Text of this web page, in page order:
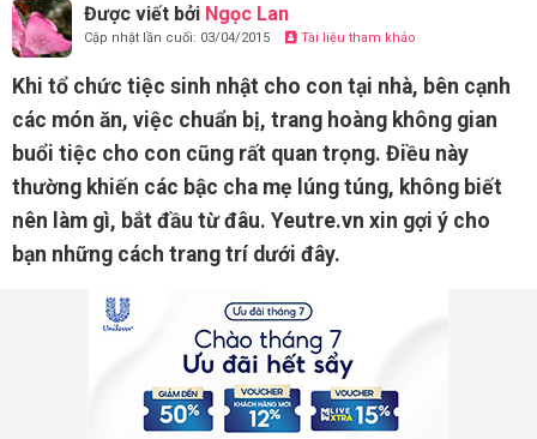
Được viết bởi Ngọc Lan
Cập nhật lần cuối: 03/04/2015 Tài liệu tham khảo
Khi tổ chức tiệc sinh nhật cho con tại nhà, bên cạnh
các món ăn, việc chuẩn bị, trang hoàng không gian
buổi tiệc cho con cũng rất quan trọng. Điều này
thường khiến các bậc cha mẹ lúng túng, không biết
nên làm gì, bắt đầu từ đâu. Yeutre.vn xin gợi ý cho
bạn những cách trang trí dưới đây.